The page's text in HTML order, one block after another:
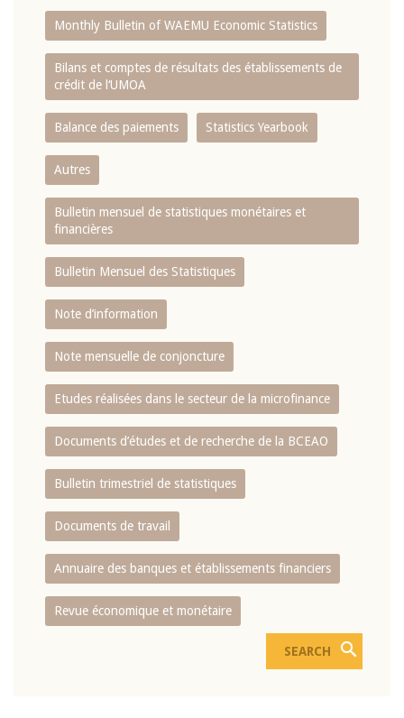
Monthly Bulletin of WAEMU Economic Statistics
Bilans et comptes de résultats des établissements de
crédit de l‘UMOA
Balance des paiements Statistics Yearbook
Autres
Bulletin mensuel de statistiques monétaires et
financières
Bulletin Mensuel des Statistiques
Note d’information
Note mensuelle de conjoncture
Etudes réalisées dans le secteur de la microfinance
Documents d’études et de recherche de la BCEAO
Bulletin trimestriel de statistiques
Documents de travail
Annuaire des banques et établissements financiers
Revue économique et monétaire